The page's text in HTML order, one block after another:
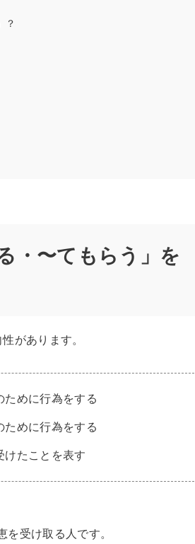
？
・〜てもらう」を
があります。
ために行為をする
ために行為をする
けたことを表す
を受け取る人です。